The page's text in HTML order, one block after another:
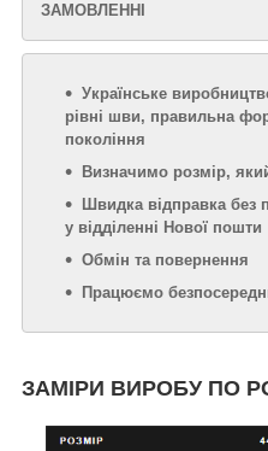
ЗАМОВЛЕННІ
Українське
рівні шви, правильна
покоління
Визначимо розмір,
Швидка відправка без
у відділенні Нової пошти
Обмін та повернення
Працюємо
ЗАМІРИ ВИРОБУ ПО